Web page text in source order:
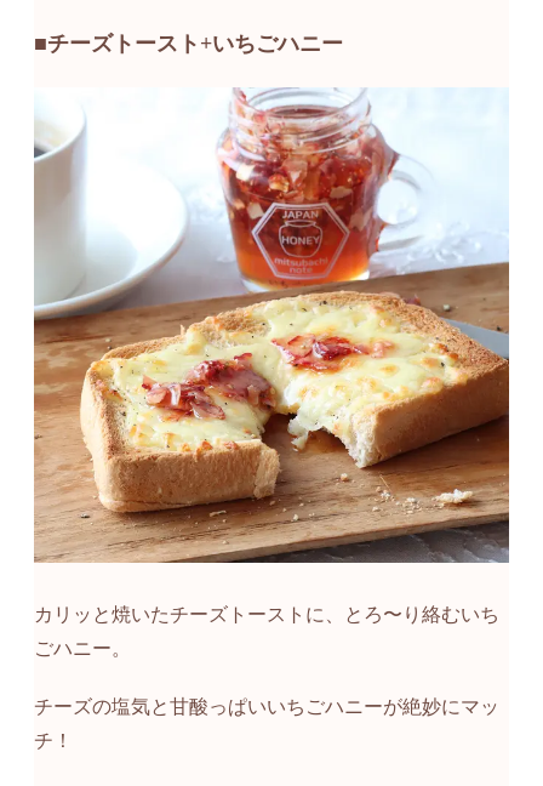
■チーズトースト+いちごハニー
カリッと焼いたチーズトーストに、とろ〜り絡むいち
ごハニー。
チーズの塩気と甘酸っぱいいちごハニーが絶妙にマッ
チ！